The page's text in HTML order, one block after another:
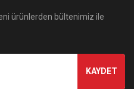
ürünlerden bültenimiz ile
KAYDET